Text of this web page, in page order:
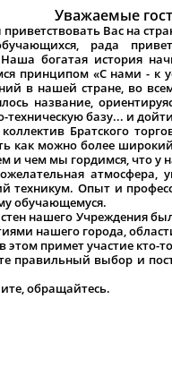
Уважаемые
Вас на
рада
богатая история
принципом «С нами - к
в нашей стране, во
название,
базу... и
Братского
как можно более
и чем мы гордимся, что у
атмосфера,
техникум. Опыт и
обучающемуся.
стен нашего Учреждения
нашего города,
примет участие кто-
правильный выбор и
обращайтесь.